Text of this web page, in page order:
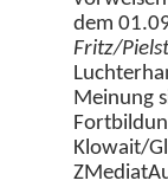
dem
Fritz/
Meinung
Klowait/